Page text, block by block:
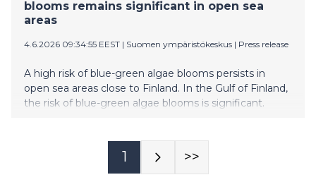
blooms remains significant in open sea
areas
4.6.2026 09:34:55 EEST | Suomen ympäristökeskus | Press release
A high risk of blue-green algae blooms persists in
open sea areas close to Finland. In the Gulf of Finland,
the risk of blue-green algae blooms is significant.
1 >>